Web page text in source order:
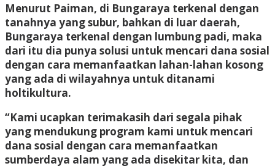
Menurut Paiman, di Bungaraya terkenal dengan
tanahnya yang subur, bahkan di luar daerah,
Bungaraya terkenal dengan lumbung padi, maka
dari itu dia punya solusi untuk mencari dana sosial
dengan cara memanfaatkan lahan-lahan kosong
yang ada di wilayahnya untuk ditanami
holtikultura.
“Kami ucapkan terimakasih dari segala pihak
yang mendukung program kami untuk mencari
dana sosial dengan cara memanfaatkan
sumberdaya alam yang ada disekitar kita, dan